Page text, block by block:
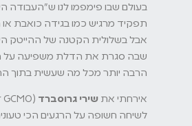
בעולם שבו פימפמו לנו ש"העבודה
תפקיד מרגיש כמו בגידה כואבת
אבל בשלולית הקטנה של ההייטק
שבה סגרת את הדלת משפיעה על
הרבה יותר מכל מה שעשית בתוך
אירחתי את שירי גרוסברד
לשיחה חשופה על הרגעים הכי